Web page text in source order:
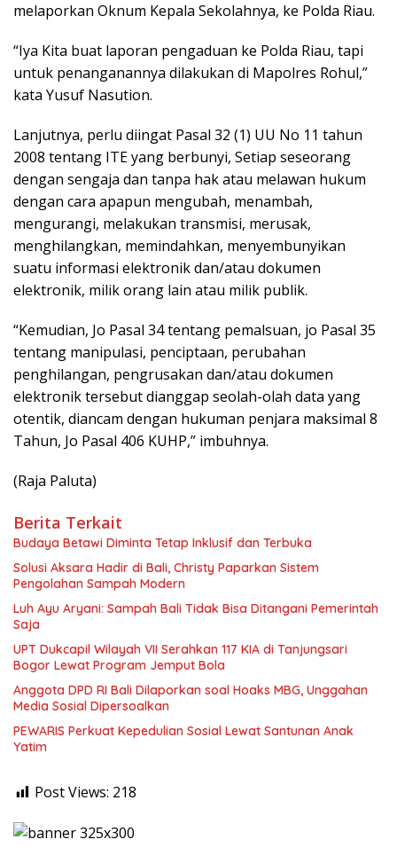
melaporkan Oknum Kepala Sekolahnya, ke Polda Riau.
“Iya Kita buat laporan pengaduan ke Polda Riau, tapi
untuk penanganannya dilakukan di Mapolres Rohul,”
kata Yusuf Nasution.
Lanjutnya, perlu diingat Pasal 32 (1) UU No 11 tahun
2008 tentang ITE yang berbunyi, Setiap seseorang
dengan sengaja dan tanpa hak atau melawan hukum
dengan cara apapun mengubah, menambah,
mengurangi, melakukan transmisi, merusak,
menghilangkan, memindahkan, menyembunyikan
suatu informasi elektronik dan/atau dokumen
elektronik, milik orang lain atau milik publik.
“Kemudian, Jo Pasal 34 tentang pemalsuan, jo Pasal 35
tentang manipulasi, penciptaan, perubahan
penghilangan, pengrusakan dan/atau dokumen
elektronik tersebut dianggap seolah-olah data yang
otentik, diancam dengan hukuman penjara maksimal 8
Tahun, Jo Pasal 406 KUHP,” imbuhnya.
(Raja Paluta)
Berita Terkait
Budaya Betawi Diminta Tetap Inklusif dan Terbuka
Solusi Aksara Hadir di Bali, Christy Paparkan Sistem
Pengolahan Sampah Modern
Luh Ayu Aryani: Sampah Bali Tidak Bisa Ditangani Pemerintah
Saja
UPT Dukcapil Wilayah VII Serahkan 117 KIA di Tanjungsari
Bogor Lewat Program Jemput Bola
Anggota DPD RI Bali Dilaporkan soal Hoaks MBG, Unggahan
Media Sosial Dipersoalkan
PEWARIS Perkuat Kepedulian Sosial Lewat Santunan Anak
Yatim
Post Views: 218